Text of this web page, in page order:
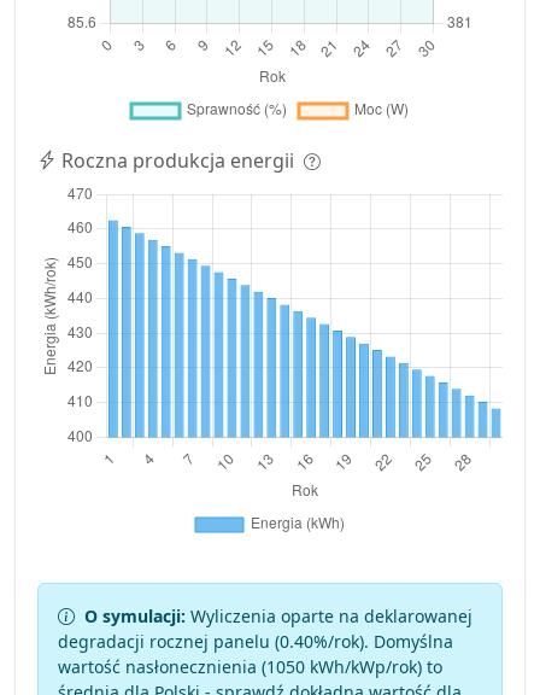
Roczna produkcja energii
O symulacji: Wyliczenia oparte na deklarowanej
degradacji rocznej panelu (0.40%/rok). Domyślna
wartość nasłonecznienia (1050 kWh/kWp/rok) to